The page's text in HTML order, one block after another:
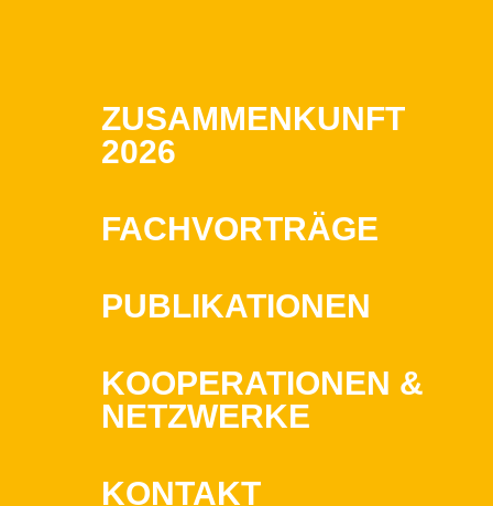
ZUSAMMENKUNFT
2026
FACHVORTRÄGE
PUBLIKATIONEN
KOOPERATIONEN &
NETZWERKE
KONTAKT